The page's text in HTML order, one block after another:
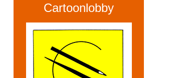
Cartoonlobby